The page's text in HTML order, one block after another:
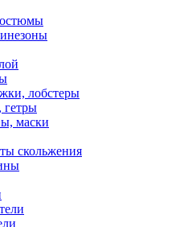
лобстеры
гетры
маски
скольжения